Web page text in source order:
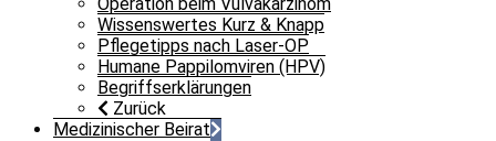
Wissenswertes Kurz & Knapp
Pflegetipps nach Laser-OP
Humane Pappilomviren (HPV)
Begriffserklärungen
Zurück
Medizinischer Beirat